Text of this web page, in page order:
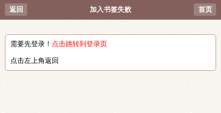
返回 加入书签失败 首页
需要先登录！ 点击跳转到登录页
点击左上角返回